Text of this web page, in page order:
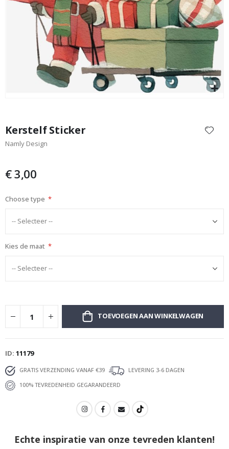
Stripes green-cream
Special
Price
8,00 €
het
begin
afbeeldingen-
Kerstelf Sticker
Namly Design
€ 3,00
Choose type
Kies de maat
TOEVOEGEN AAN WINKELWAGEN
ID 11179
GRATIS VERZENDING VANAF €39
LEVERING 3-6 DAGEN
100% TEVREDENHEID GEGARANDEERD
Echte inspiratie van onze tevreden klanten!